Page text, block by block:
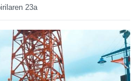
23a